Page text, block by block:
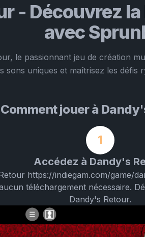
- Découvrez
avec
le passionnant jeu de création
sons uniques et maîtrisez les défis
Comment jouer à
1
Accédez à Dandy's
https://indiegam.com/game/
téléchargement nécessaire.
Dandy's Retour.